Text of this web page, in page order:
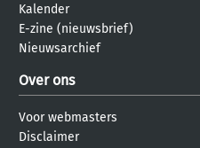
Kalender
E-zine (nieuwsbrief)
Nieuwsarchief
Over ons
Voor webmasters
Disclaimer